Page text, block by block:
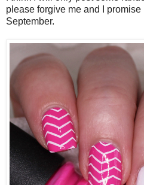
please forgive me and I
September.